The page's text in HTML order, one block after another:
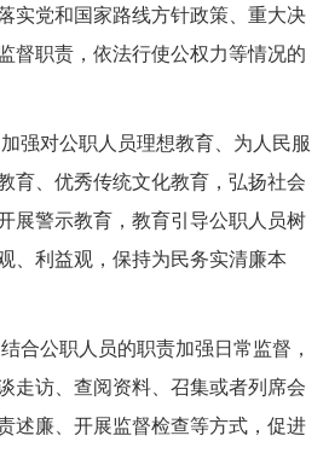
实党和国家路线方针政策、重大决
督职责，依法行使公权力等情况的
强对公职人员理想教育、为人民服
育、优秀传统文化教育，弘扬社会
展警示教育，教育引导公职人员树
、利益观，保持为民务实清廉本
合公职人员的职责加强日常监督，
走访、查阅资料、召集或者列席会
述廉、开展监督检查等方式，促进